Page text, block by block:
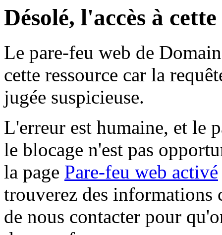
Désolé, l'accès à
Le pare-feu web de
cette ressource car la
jugée suspicieuse.
L'erreur est humaine, et le
le blocage n'est pas
la page Pare-feu web activé
trouverez des informations
de nous contacter pour